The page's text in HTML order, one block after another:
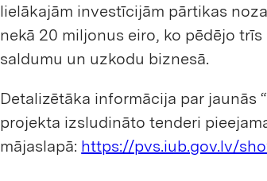
lielākajām investīcijām pārtikas
nekā 20 miljonus eiro, ko pēdējo
saldumu un uzkodu biznesā.
Detalizētāka informācija par jaunās
projekta izsludināto tenderi
mājaslapā: https://pvs.iub.gov.lv/